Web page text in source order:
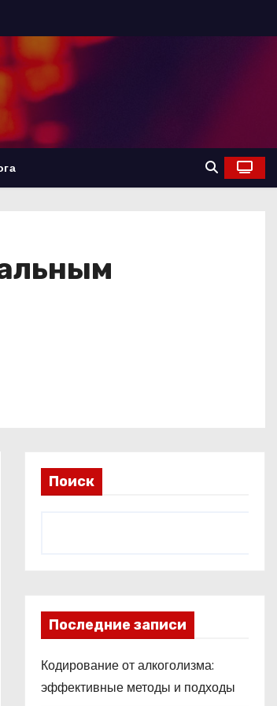
Поиск
Последние записи
Кодирование от алкоголизма:
эффективные методы и подходы